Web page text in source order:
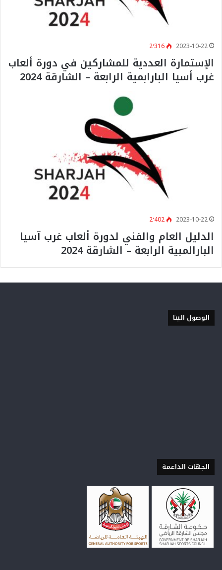
2023-10-22 2٬316
الإستمارة العددية للمشاركين في دورة ألعاب
غرب أسيا البارابمية الرابعة – الشارقة 2024
2023-10-22 2٬402
الدليل العام والفني لدورة ألعاب غرب آسيا
البارالمبية الرابعة – الشارقة 2024
الوصول الينا
الجهات الداعمة